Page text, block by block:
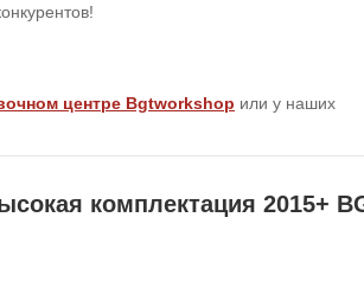
центре Bgtworkshop или у наших
комплектация 2015+